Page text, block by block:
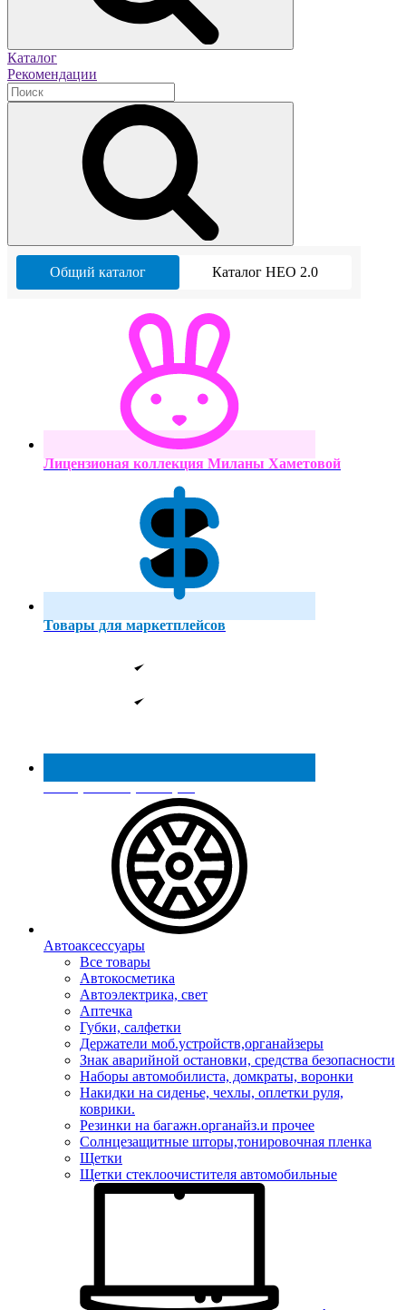
Каталог
Рекомендации
Общий каталог Каталог НЕО 2.0
Лицензионая коллекция Миланы Хаметовой
Товары для маркетплейсов
Реестр МинПромТорга
Автоаксессуары
Все товары
Автокосметика
Автоэлектрика, свет
Аптечка
Губки, салфетки
Держатели моб.устройств,органайзеры
Знак аварийной остановки, средства безопасности
Наборы автомобилиста, домкраты, воронки
Накидки на сиденье, чехлы, оплетки руля,
коврики.
Резинки на багажн.органайз.и прочее
Солнцезащитные шторы,тонировочная пленка
Щетки
Щетки стеклоочистителя автомобильные